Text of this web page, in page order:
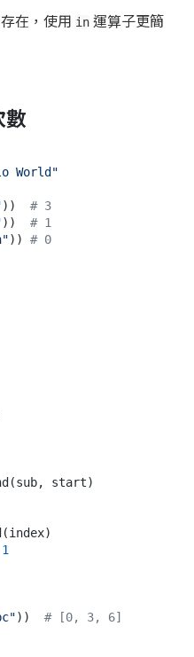
在，使用 in 運算子更簡
World"
)) # 3
)) # 1
)) # 0
1
)) # [0, 3, 6]